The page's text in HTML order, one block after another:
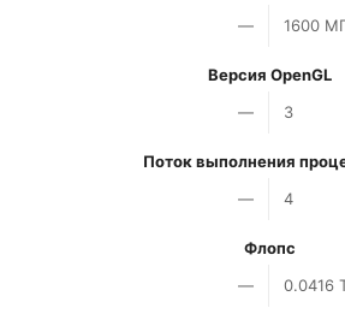
—
1600
Версия OpenGL
—
3
Поток выполнения
—
4
Флопс
—
0.0416